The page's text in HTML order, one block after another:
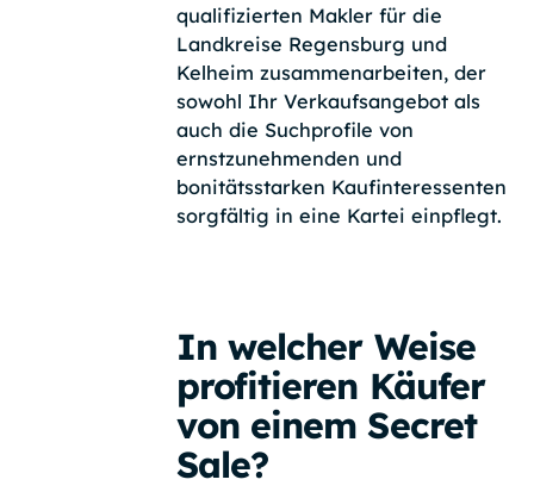
qualifizierten Makler für die
Landkreise Regensburg und
Kelheim zusammenarbeiten, der
sowohl Ihr Verkaufsangebot als
auch die Suchprofile von
ernstzunehmenden und
bonitätsstarken Kaufinteressenten
sorgfältig in eine Kartei einpflegt.
In welcher Weise
profitieren Käufer
von einem Secret
Sale?